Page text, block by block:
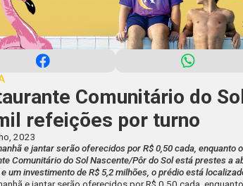
Comunitário do
refeições por turno
2023
e jantar serão oferecidos por R$ 0,50 cada, enquanto
Comunitário do Sol Nascente/Pôr do Sol está prestes a
um investimento de R$ 5,2 milhões, o prédio está